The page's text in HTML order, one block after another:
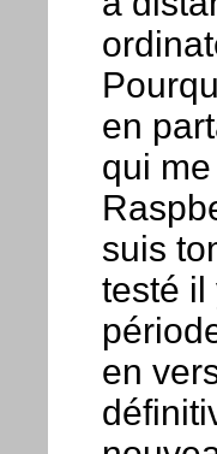
en
qui
suis
testé il
en